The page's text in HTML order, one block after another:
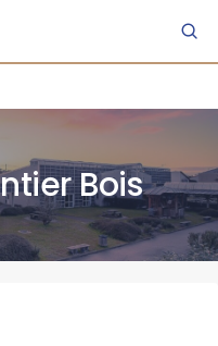
Bois